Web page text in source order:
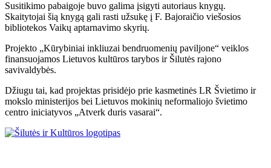
Susitikimo pabaigoje buvo galima įsigyti autoriaus knygų.
Skaitytojai šią knygą gali rasti užsukę į F. Bajoraičio viešosios
bibliotekos Vaikų aptarnavimo skyrių.
Projekto „Kūrybiniai inkliuzai bendruomenių paviljone“ veiklos
finansuojamos Lietuvos kultūros tarybos ir Šilutės rajono
savivaldybės.
Džiugu tai, kad projektas prisidėjo prie kasmetinės LR Švietimo ir
mokslo ministerijos bei Lietuvos mokinių neformaliojo švietimo
centro iniciatyvos „Atverk duris vasarai“.